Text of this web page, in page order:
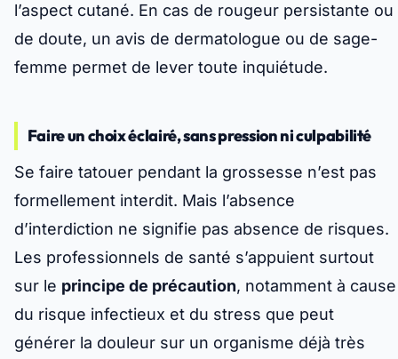
l’aspect cutané. En cas de rougeur persistante ou
de doute, un avis de dermatologue ou de sage-
femme permet de lever toute inquiétude.
Faire un choix éclairé, sans pression ni culpabilité
Se faire tatouer pendant la grossesse n’est pas
formellement interdit. Mais l’absence
d’interdiction ne signifie pas absence de risques.
Les professionnels de santé s’appuient surtout
sur le principe de précaution, notamment à cause
du risque infectieux et du stress que peut
générer la douleur sur un organisme déjà très